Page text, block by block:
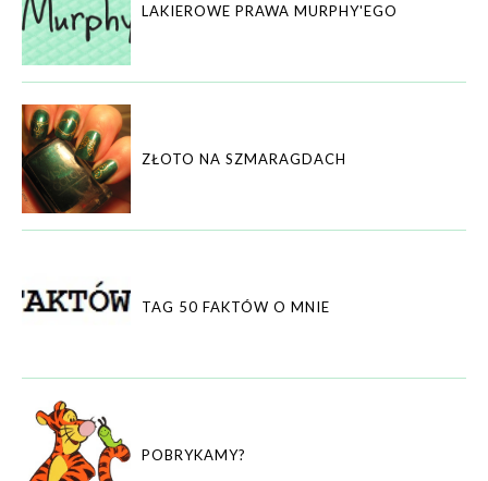
LAKIEROWE PRAWA MURPHY'EGO
ZŁOTO NA SZMARAGDACH
TAG 50 FAKTÓW O MNIE
POBRYKAMY?